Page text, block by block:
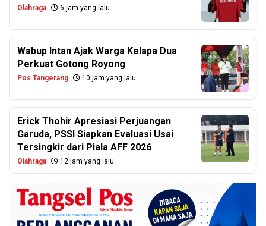
Olahraga 6 jam yang lalu
Wabup Intan Ajak Warga Kelapa Dua
Perkuat Gotong Royong
Pos Tangerang 10 jam yang lalu
Erick Thohir Apresiasi Perjuangan
Garuda, PSSI Siapkan Evaluasi Usai
Tersingkir dari Piala AFF 2026
Olahraga 12 jam yang lalu